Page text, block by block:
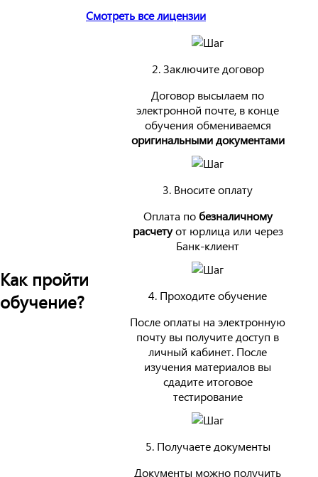
Смотреть все лицензии
Как пройти
обучение?
2. Заключите договор
Договор высылаем по
электронной почте, в конце
обучения обмениваемся
оригинальными документами
3. Вносите оплату
Оплата по безналичному
расчетуот юрлица или через
Банк-клиент
4. Проходите обучение
После оплаты на электронную
почту вы получите доступ в
личный кабинет. После
изучения материалов вы
сдадите итоговое
тестирование
5. Получаете документы
Документы можно получить